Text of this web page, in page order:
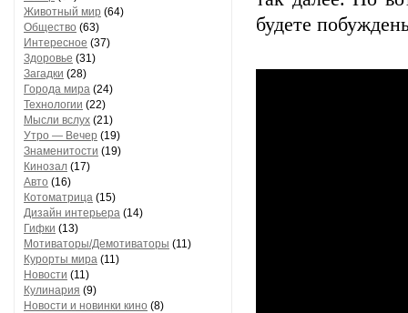
Животный мир (64)
Общество (63)
Интересное (37)
Здоровье (31)
Загадки (28)
Города мира (24)
Технологии (22)
Мысли вслух (21)
Утро — Вечер (19)
Знаменитости (19)
Кинозал (17)
Авто (16)
Котоматрица (15)
Дизайн интерьера (14)
Гифки (13)
Мотиваторы/Демотиваторы (11)
Курорты мира (11)
Новости (11)
Кулинария (9)
Новости и новинки кино (8)
будете